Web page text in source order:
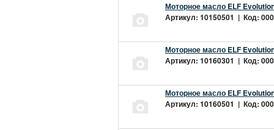
Моторное масло ELF
Артикул: 10150501 | Код:
Моторное масло ELF
Артикул: 10160301 | Код:
Моторное масло ELF
Артикул: 10160501 | Код: